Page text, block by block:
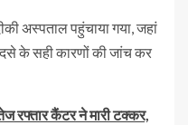
अस्पताल पहुंचाया गया, जहां
के सही कारणों की जांच कर
रफ्तार कैंटर ने मारी टक्कर,